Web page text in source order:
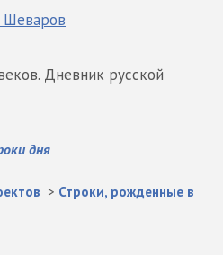
Дневник русской
дня
> Строки, рожденные в